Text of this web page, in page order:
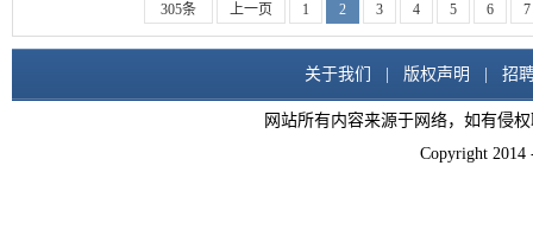
305条 上一页 1 2 3 4 5 6 7
关于我们 版权声明 招
网站所有内容来源于网络，如有侵
Copyright 2014